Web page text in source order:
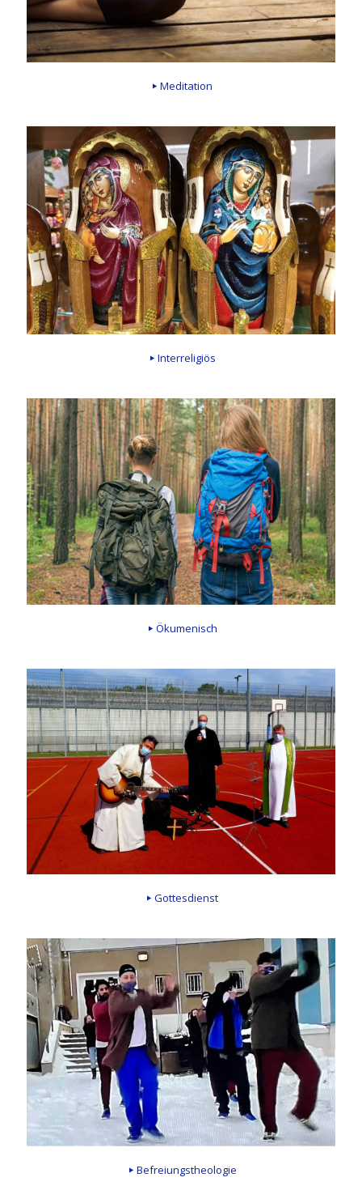
Meditation
Interreligiös
Ökumenisch
Gottesdienst
Befreiungstheologie